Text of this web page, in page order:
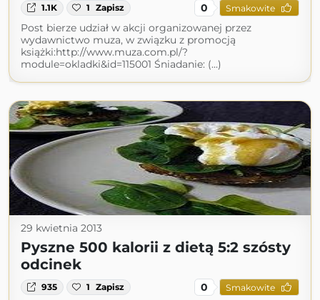
1.1K 1 Zapisz 0 Smakowite
Post bierze udział w akcji organizowanej przez
wydawnictwo muza, w związku z promocją
książki:http://www.muza.com.pl/?
module=okladki&id=115001 Śniadanie: (...)
29 kwietnia 2013
Pyszne 500 kalorii z dietą 5:2 szósty
odcinek
935 1 Zapisz 0 Smakowite